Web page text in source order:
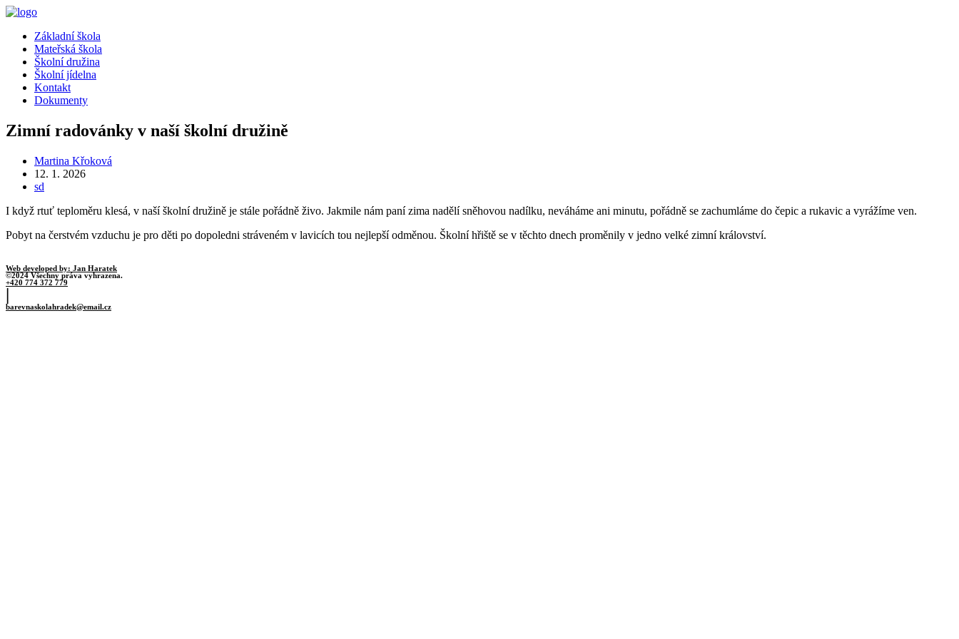
Přejít
obsahu
Menu
Základní škola
Mateřská škola
Školní družina
Školní jídelna
Kontakt
Dokumenty
Zimní radovánky v naší školní družině
Autor
příspěvku
Martina Křoková
Příspěvek
byl
12. 1. 2026
Rubriky
sd
I když rtuť teploměru klesá, v naší školní družině je stále pořádně živo. Jakmile nám paní zima nadělí sněhovou nadílku, neváháme ani minutu, pořádně se zachumláme do čepic a rukavic a vyrážíme ven.
Pobyt na čerstvém vzduchu je pro děti po dopoledni stráveném v lavicích tou nejlepší odměnou. Školní hřiště se v těchto dnech proměnily v jedno velké zimní království.
Web developed by: Jan Haratek
©2024 Všechny práva vyhrazena.
+420 774 372 779
|
barevnaskolahradek@email.cz